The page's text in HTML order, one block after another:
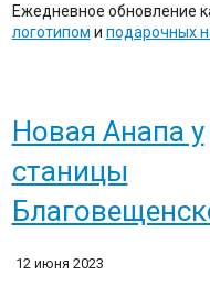
Ежедневное обновление
логотипом и подарочных
Новая Анапа у
станицы
12 июня 2023